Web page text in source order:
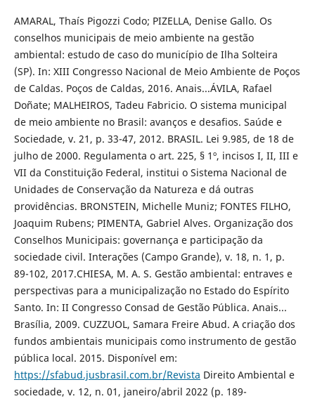
AMARAL, Thaís Pigozzi Codo; PIZELLA, Denise Gallo. Os
conselhos municipais de meio ambiente na gestão
ambiental: estudo de caso do município de Ilha Solteira
(SP). In: XIII Congresso Nacional de Meio Ambiente de Poços
de Caldas. Poços de Caldas, 2016. Anais...ÁVILA, Rafael
Doñate; MALHEIROS, Tadeu Fabricio. O sistema municipal
de meio ambiente no Brasil: avanços e desafios. Saúde e
Sociedade, v. 21, p. 33-47, 2012. BRASIL. Lei 9.985, de 18 de
julho de 2000. Regulamenta o art. 225, § 1º, incisos I, II, III e
VII da Constituição Federal, institui o Sistema Nacional de
Unidades de Conservação da Natureza e dá outras
providências. BRONSTEIN, Michelle Muniz; FONTES FILHO,
Joaquim Rubens; PIMENTA, Gabriel Alves. Organização dos
Conselhos Municipais: governança e participação da
sociedade civil. Interações (Campo Grande), v. 18, n. 1, p.
89-102, 2017.CHIESA, M. A. S. Gestão ambiental: entraves e
perspectivas para a municipalização no Estado do Espírito
Santo. In: II Congresso Consad de Gestão Pública. Anais...
Brasília, 2009. CUZZUOL, Samara Freire Abud. A criação dos
fundos ambientais municipais como instrumento de gestão
pública local. 2015. Disponível em:
https://sfabud.jusbrasil.com.br/Revista Direito Ambiental e
sociedade, v. 12, n. 01, janeiro/abril 2022 (p. 189-